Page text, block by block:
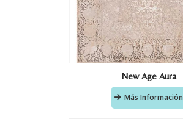
New Age Aura
Más Información